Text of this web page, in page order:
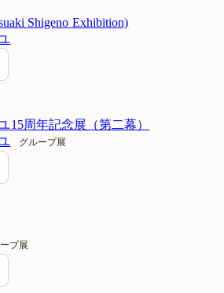
Shigeno Exhibition)
15周年記念展（第二幕）
グループ展
プ展